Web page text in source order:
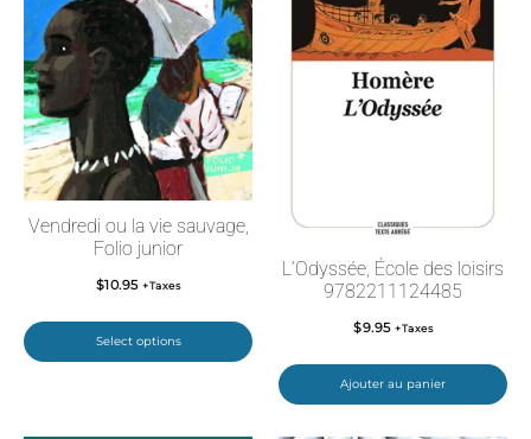
Vendredi ou la vie sauvage,
Folio junior
$10.95 +Taxes
Select options
L’Odyssée, École des loisirs
9782211124485
$9.95 +Taxes
Ajouter au panier